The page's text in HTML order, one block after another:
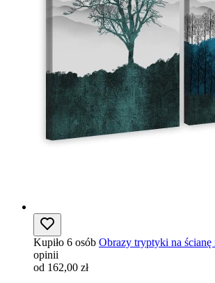
Kupiło 6 osób Obrazy tryptyki na ścianę
opinii
od 162,00 zł